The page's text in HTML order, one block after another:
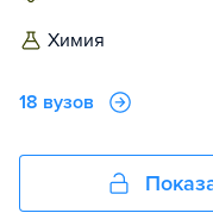
химия
18 вузов